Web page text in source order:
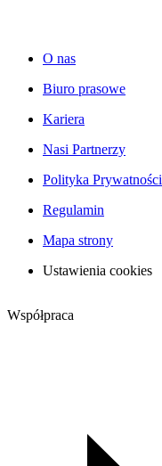
O nas
Biuro prasowe
Kariera
Nasi Partnerzy
Polityka Prywatności
Regulamin
Mapa strony
Ustawienia cookies
Współpraca